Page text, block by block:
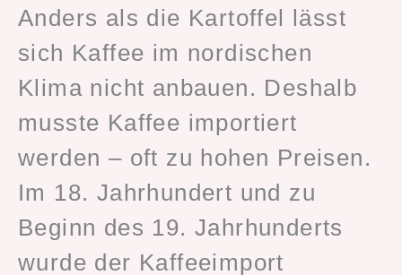
Anders als die Kartoffel lässt
sich Kaffee im nordischen
Klima nicht anbauen. Deshalb
musste Kaffee importiert
werden – oft zu hohen Preisen.
Im 18. Jahrhundert und zu
Beginn des 19. Jahrhunderts
wurde der Kaffeeimport